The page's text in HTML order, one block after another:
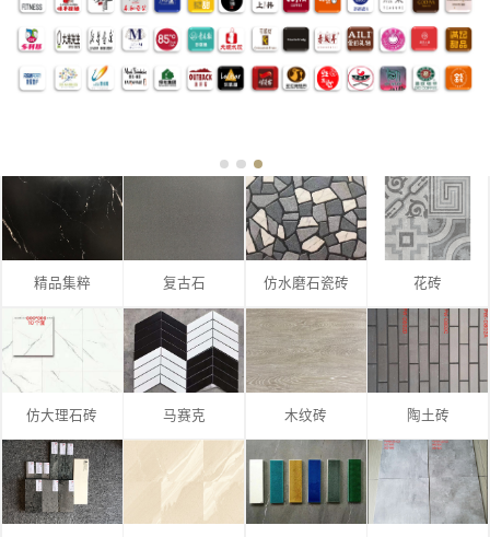
精品集粹 复古石 仿水磨石瓷砖 花砖
仿大理石砖 马赛克 木纹砖 陶土砖